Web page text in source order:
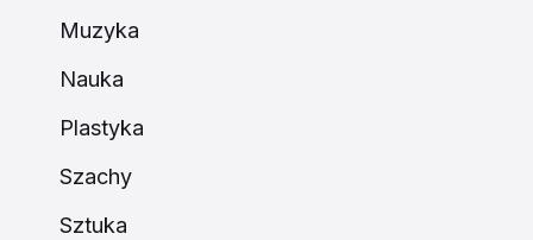
Muzyka
Nauka
Plastyka
Szachy
Sztuka